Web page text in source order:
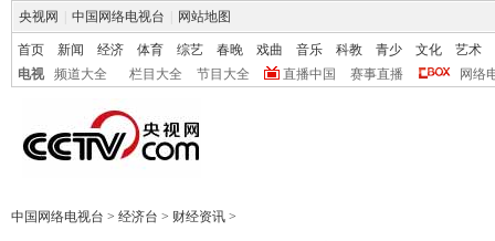
央视网 中国网络电视台 网站地图
首页 新闻 经济 体育 综艺 春晚 戏曲 音乐 科教 青少 文化
艺术
电视
频道大全 栏目大全 节目大全 直播中国 赛事直播 网络
中国网络电视台 > 经济台 > 财经资讯 >